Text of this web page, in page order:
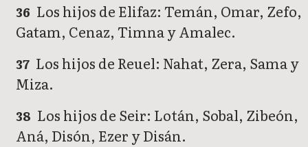
36 Los hijos de Elifaz: Temán, Omar, Zefo,
Gatam, Cenaz, Timna y Amalec.
37 Los hijos de Reuel: Nahat, Zera, Sama y
Miza.
38 Los hijos de Seir: Lotán, Sobal, Zibeón,
Aná, Disón, Ezer y Disán.